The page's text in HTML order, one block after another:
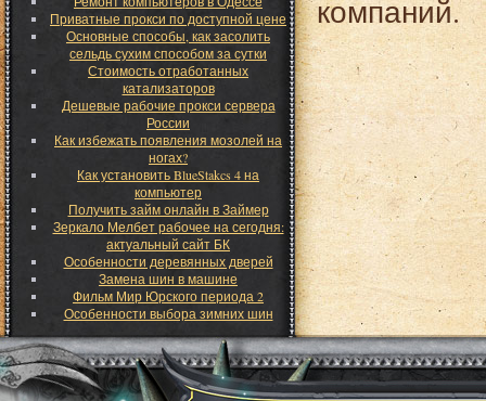
компаний.
Приватные прокси по доступной цене
Основные способы, как засолить
сельдь сухим способом за сутки
Стоимость отработанных
катализаторов
Дешевые рабочие прокси сервера
России
Как избежать появления мозолей на
ногах?
Как установить BlueStakcs 4 на
компьютер
Получить займ онлайн в Займер
Зеркало Мелбет рабочее на сегодня:
актуальный сайт БК
Особенности деревянных дверей
Замена шин в машине
Фильм Мир Юрского периода 2
Особенности выбора зимних шин